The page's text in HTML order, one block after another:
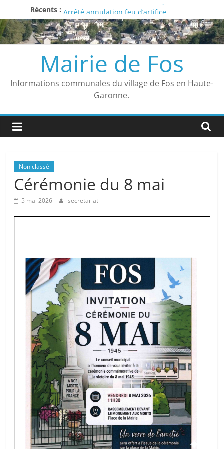
au
contenu
Récents :
Liste des délibérations du 27 juin 2026
Arrêté annulation feu d’artifice
Avis
Vigilance ROUGE
Arrêté municipal
Mairie de Fos
Informations communales du village de Fos en Haute-
Garonne.
Non classé
Cérémonie du 8 mai
5 mai 2026 secretariat